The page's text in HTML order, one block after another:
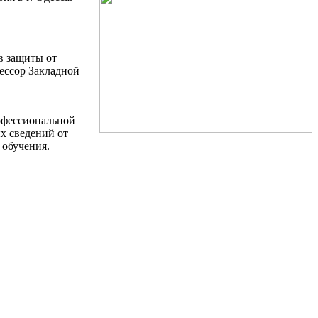
защиты от
Закладной
сведений от